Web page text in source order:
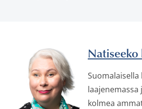
kolmea